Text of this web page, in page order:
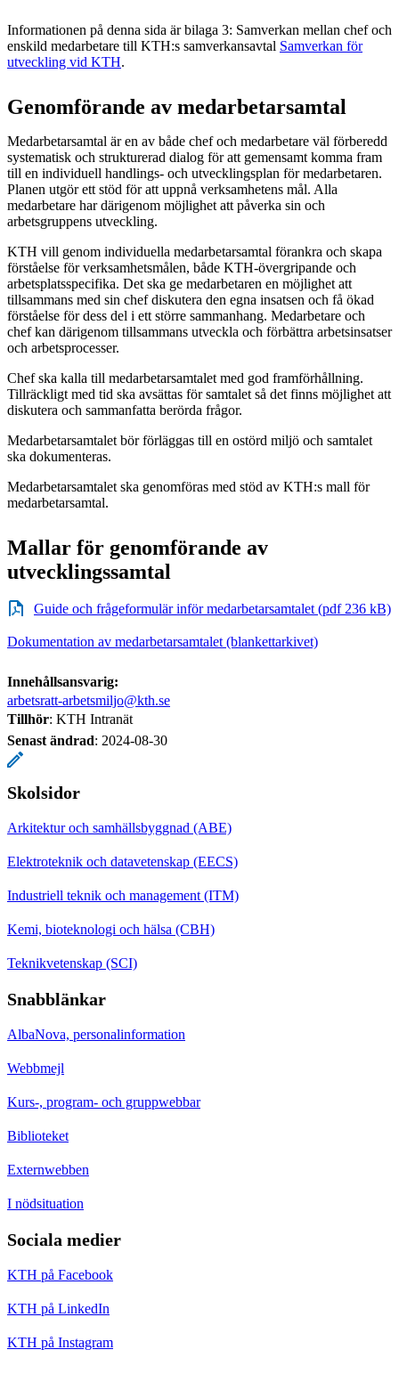
Informationen på denna sida är bilaga 3: Samverkan mellan chef och
enskild medarbetare till KTH:s samverkansavtal Samverkan för
utveckling vid KTH.
Genomförande av medarbetarsamtal
Medarbetarsamtal är en av både chef och medarbetare väl förberedd
systematisk och strukturerad dialog för att gemensamt komma fram
till en individuell handlings- och utvecklingsplan för medarbetaren.
Planen utgör ett stöd för att uppnå verksamhetens mål. Alla
medarbetare har därigenom möjlighet att påverka sin och
arbetsgruppens utveckling.
KTH vill genom individuella medarbetarsamtal förankra och skapa
förståelse för verksamhetsmålen, både KTH-övergripande och
arbetsplatsspecifika. Det ska ge medarbetaren en möjlighet att
tillsammans med sin chef diskutera den egna insatsen och få ökad
förståelse för dess del i ett större sammanhang. Medarbetare och
chef kan därigenom tillsammans utveckla och förbättra arbetsinsatser
och arbetsprocesser.
Chef ska kalla till medarbetarsamtalet med god framförhållning.
Tillräckligt med tid ska avsättas för samtalet så det finns möjlighet att
diskutera och sammanfatta berörda frågor.
Medarbetarsamtalet bör förläggas till en ostörd miljö och samtalet
ska dokumenteras.
Medarbetarsamtalet ska genomföras med stöd av KTH:s mall för
medarbetarsamtal.
Mallar för genomförande av
utvecklingssamtal
Guide och frågeformulär inför medarbetarsamtalet (pdf 236 kB)
Dokumentation av medarbetarsamtalet (blankettarkivet)
Innehållsansvarig:
arbetsratt-arbetsmiljo@kth.se
Tillhör: KTH Intranät
Senast ändrad: 2024-08-30
Skolsidor
Arkitektur och samhällsbyggnad (ABE)
Elektroteknik och datavetenskap (EECS)
Industriell teknik och management (ITM)
Kemi, bioteknologi och hälsa (CBH)
Teknikvetenskap (SCI)
Snabblänkar
AlbaNova, personalinformation
Webbmejl
Kurs-, program- och gruppwebbar
Biblioteket
Externwebben
I nödsituation
Sociala medier
KTH på Facebook
KTH på LinkedIn
KTH på Instagram